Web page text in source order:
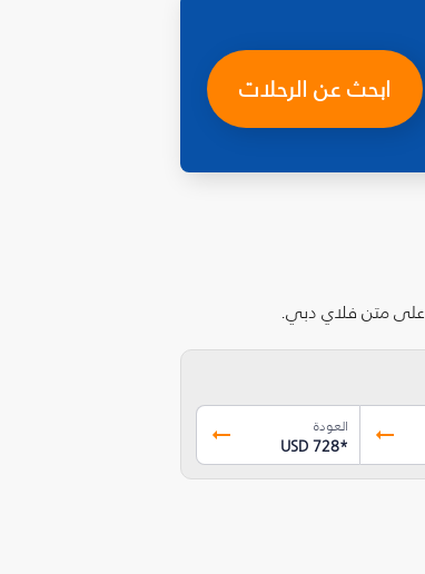
ابحث عن الرحلات
على متن فلاي دبي.
العودة
USD 728*